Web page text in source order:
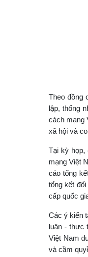
Theo đồng
lập, thống
cách mạng
xã hội và
Tại kỳ họp,
mạng Việt
cáo tổng
tổng kết
cấp quốc
Các ý kiến
luận - thực
Việt Nam
và cầm